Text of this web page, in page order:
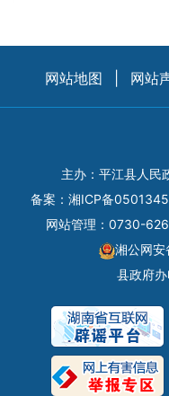
网站地图 网站
主办：平江县人民
备案： 湘ICP备
网站管理：0730-
湘公网
县政府